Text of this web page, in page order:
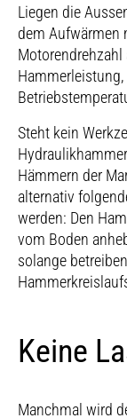
Liegen die
dem Aufwärmen
Steht kein
Hämmern der
alternativ
werden: Den
vom Boden
solange
Keine
Manchmal wird